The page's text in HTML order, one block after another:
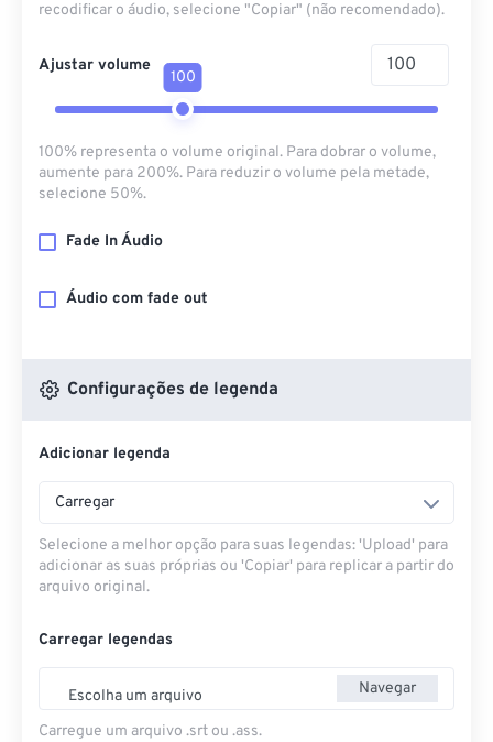
recodificar o áudio, selecione "Copiar" (não recomendado).
Ajustar volume
100
100% representa o volume original. Para dobrar o volume,
aumente para 200%. Para reduzir o volume pela metade,
selecione 50%.
Fade In Áudio
Áudio com fade out
Configurações de legenda
Adicionar legenda
Carregar
Selecione a melhor opção para suas legendas: 'Upload' para
adicionar as suas próprias ou 'Copiar' para replicar a partir do
arquivo original.
Carregar legendas
Escolha um arquivo Navegar
Carregue um arquivo .srt ou .ass.